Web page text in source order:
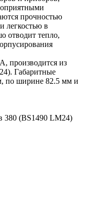
прочностью
легкостью в
отводит тепло,
производится из
Габаритные
по ширине 82.5 мм и
380 (BS1490 LM24)